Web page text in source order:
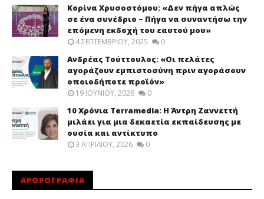
Κορίνα Χρυσοστόμου: «Δεν πήγα απλώς
σε ένα συνέδριο – Πήγα να συναντήσω την
επόμενη εκδοχή του εαυτού μου»
4 ΣΕΠΤΕΜΒΡΊΟΥ, 2025 0
Ανδρέας Τούττουλος: «Οι πελάτες
αγοράζουν εμπιστοσύνη πριν αγοράσουν
οποιοδήποτε προϊόν»
19 ΙΟΥΝΊΟΥ, 2026 0
10 Χρόνια Terramedia: Η Άντρη Ζαννεττή
μιλάει για μια δεκαετία εκπαίδευσης με
ουσία και αντίκτυπο
3 ΑΠΡΙΛΊΟΥ, 2026 0
ΑΡΘΡΟΓΡΑΦΙΑ